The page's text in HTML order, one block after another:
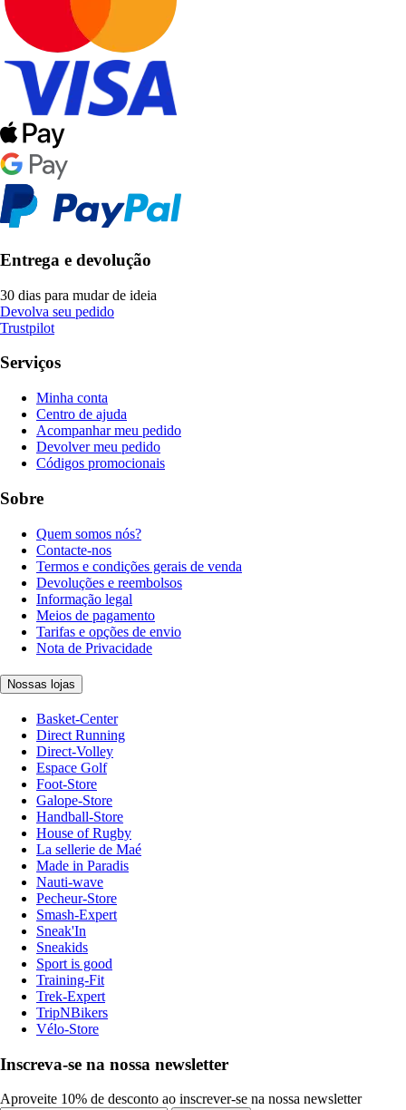
Entrega e devolução
30 dias para mudar de ideia
Devolva seu pedido
Trustpilot
Serviços
Minha conta
Centro de ajuda
Acompanhar meu pedido
Devolver meu pedido
Códigos promocionais
Sobre
Quem somos nós?
Contacte-nos
Termos e condições gerais de venda
Devoluções e reembolsos
Informação legal
Meios de pagamento
Tarifas e opções de envio
Nota de Privacidade
Nossas lojas
Basket-Center
Direct Running
Direct-Volley
Espace Golf
Foot-Store
Galope-Store
Handball-Store
House of Rugby
La sellerie de Maé
Made in Paradis
Nauti-wave
Pecheur-Store
Smash-Expert
Sneak'In
Sneakids
Sport is good
Training-Fit
Trek-Expert
TripNBikers
Vélo-Store
Inscreva-se na nossa newsletter
Aproveite 10% de desconto ao inscrever-se na nossa newsletter